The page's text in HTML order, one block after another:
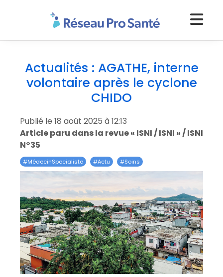
Actualités : AGATHE, interne
volontaire après le cyclone
CHIDO
Publié le 18 août 2025 à 12:13
Article paru dans la revue « ISNI / ISNI » / ISNI
N°35
#MédecinSpecialiste #Actu #Soins